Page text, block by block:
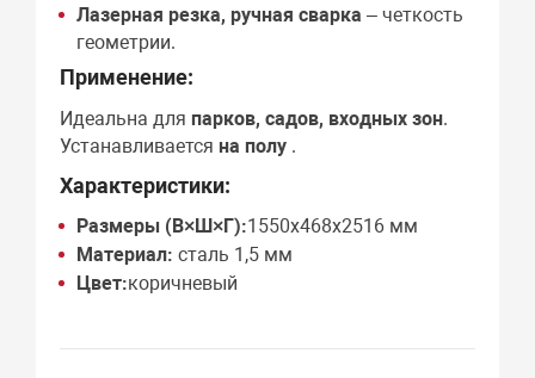
Лазерная резка, ручная сварка – четкость
геометрии.
Применение:
Идеальна дляпарков, садов, входных зон.
Устанавливаетсяна полу .
Характеристики:
Размеры (В×Ш×Г):1550х468х2516 мм
Материал: сталь 1,5 мм
Цвет:коричневый